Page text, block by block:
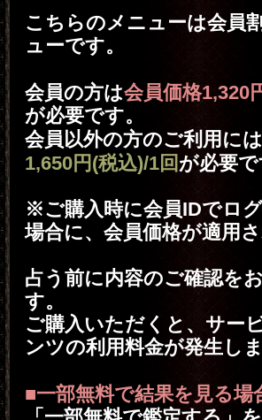
あなたの運命を特別な演算式で弾
出す『比令珠算』により、あなた
現在の状況と5年後の姿をお教えし
有料特典3 あなたの人生再起の契機とな
あなたが新たなスタートを切る人
生再起のきっかけとなる『比令分
日』の日付をお教えします。